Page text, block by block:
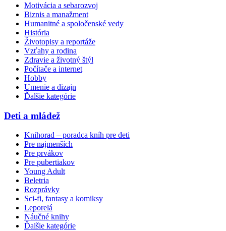
Motivácia a sebarozvoj
Biznis a manažment
Humanitné a spoločenské vedy
História
Životopisy a reportáže
Vzťahy a rodina
Zdravie a životný štýl
Počítače a internet
Hobby
Umenie a dizajn
Ďalšie kategórie
Deti a mládež
Knihorad – poradca kníh pre deti
Pre najmenších
Pre prvákov
Pre pubertiakov
Young Adult
Beletria
Rozprávky
Sci-fi, fantasy a komiksy
Leporelá
Náučné knihy
Ďalšie kategórie